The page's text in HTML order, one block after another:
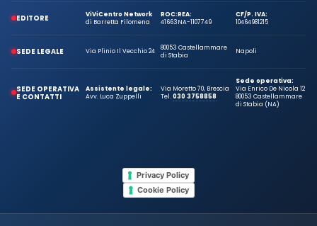
EDITORE
ViViCentro Network
di Barretta Filomena
ROC:
41663
REA:
NA-1107749
CF/P. IVA:
10464981215
SEDE LEGALE Via Plinio Il Vecchio 24
80053 Castellammare
di Stabia
Napoli
SEDE OPERATIVA
E CONTATTI
Assistente legale:
Avv. Luca Zuppelli
Via Moretto 70, Brescia
Tel.030 3758858
Sede operativa:
Via Enrico De Nicola 12
80053 Castellammare
di Stabia (NA)
Privacy Policy
Cookie Policy